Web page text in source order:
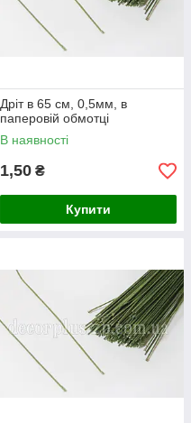
Дріт в 65 см, 0,5мм, в
паперовій обмотці
В наявності
1,50 ₴
Купити